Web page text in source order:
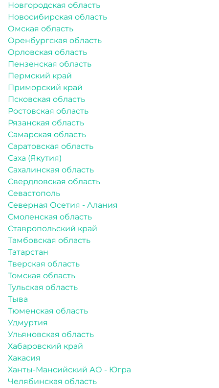
Новгородская область
Новосибирская область
Омская область
Оренбургская область
Орловская область
Пензенская область
Пермский край
Приморский край
Псковская область
Ростовская область
Рязанская область
Самарская область
Саратовская область
Саха (Якутия)
Сахалинская область
Свердловская область
Севастополь
Северная Осетия - Алания
Смоленская область
Ставропольский край
Тамбовская область
Татарстан
Тверская область
Томская область
Тульская область
Тыва
Тюменская область
Удмуртия
Ульяновская область
Хабаровский край
Хакасия
Ханты-Мансийский АО - Югра
Челябинская область